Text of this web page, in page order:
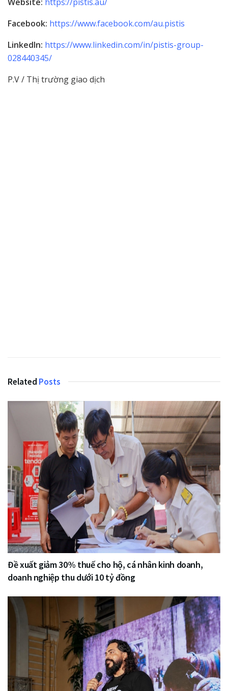
Facebook: https://www.facebook.com/au.pistis
LinkedIn: https://www.linkedin.com/in/pistis-group-
028440345/
P.V / Thị trường giao dịch
Related Posts
Đề xuất giảm 30% thuế cho hộ, cá nhân kinh doanh,
doanh nghiệp thu dưới 10 tỷ đồng